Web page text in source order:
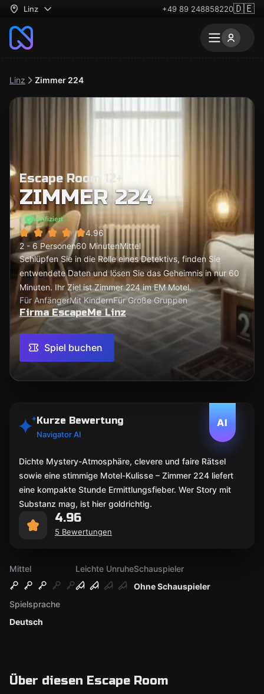
Linz +49 89 248858220🇩🇪
Linz Zimmer 224
Escape Room 12+
ZIMMER 224
Verifiziert
4.96
2 - 6 Personen60 MinutenMittel
Schlüpfen Sie in die Rolle eines Detektivs, finden Sie
entwendete Daten und lösen Sie das Geheimnis in nur 60
Minuten. Ihr Ziel ist Zimmer 224 im EM Motel.
Für AnfängerMit KindernFür Große Gruppen
Firma EscapeMe Linz
Spiel buchen
Mittel
Leichte Unruhe
Ohne Schauspieler
Schauspieler
Deutsch
Spielsprache
Über diesen Escape Room
AI
Kurze Bewertung
Navigator AI
Dichte Mystery-Atmosphäre, clevere und faire Rätsel
sowie eine stimmige Motel-Kulisse – Zimmer 224 liefert
eine kompakte Stunde Ermittlungsfieber. Wer Story mit
Substanz mag, ist hier goldrichtig.
4.96
5 Bewertungen